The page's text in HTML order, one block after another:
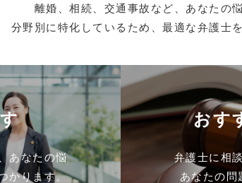
離婚、相続、交通事故など、あなたの
分野別に特化しているため、最適な弁護士
あなたの悩
かります。
おす
弁護士に相
あなたの問